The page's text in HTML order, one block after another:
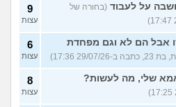
על לעבוד (בחורה של
9
עצות
אבל הם לא וגם מפחדת
29/07/26 17:36)
6
עצות
שלי, מה לעשות? 8
עצות